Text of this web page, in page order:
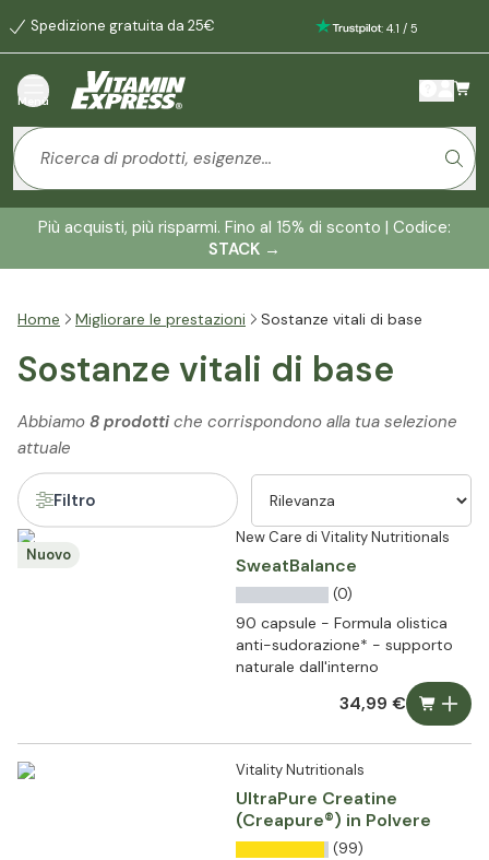
Spedizione gratuita da 25€ : 4.1 / 5
Menù
Più acquisti, più risparmi. Fino al 15% di sconto | Codice:
STACK →
Home Migliorare le prestazioni Sostanze vitali di base
Sostanze vitali di base
Abbiamo 8 prodotti che corrispondono alla tua selezione
attuale
Filtro
Nuovo
New Care di Vitality Nutritionals
SweatBalance
(0)
90 capsule - Formula olistica
anti-sudorazione* - supporto
naturale dall'interno
34,99 €
Vitality Nutritionals
UltraPure Creatine
(Creapure®) in Polvere
(99)